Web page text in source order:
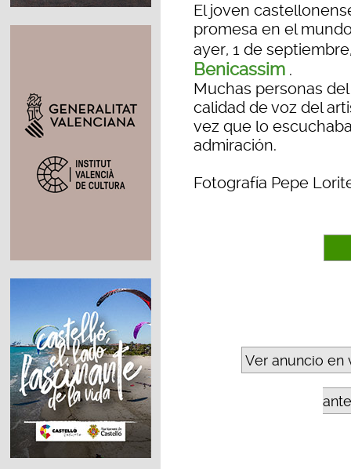
El joven
promesa en el
ayer, 1 de
Benicassim .
Muchas personas
calidad de voz del
vez que lo
admiración.
Fotografía Pepe
Ver anuncio en